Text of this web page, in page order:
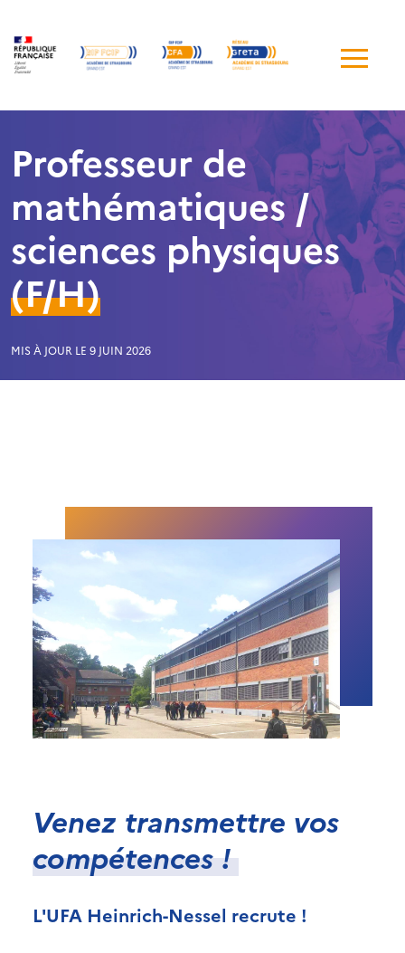
de
Professeur de
mathématiques /
sciences physiques
(F/H)
MIS À JOUR LE 9 JUIN 2026
Venez transmettre vos
compétences !
L'UFA Heinrich-Nessel recrute !